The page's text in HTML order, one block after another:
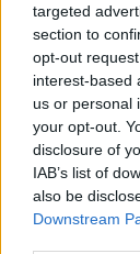
targeted
section to
opt-out
interest-based
us or personal
your opt-out.
disclosure of
IAB’s list of
also be
Downstream
ακαδημαϊκό
σε ένα από τα
«Αγγλικά»,
το
εξετάζονται
To ΦΕΚ